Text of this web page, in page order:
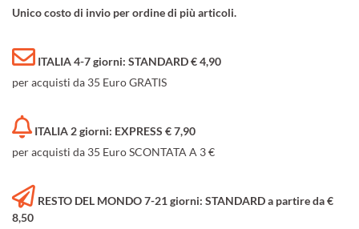
Unico costo di invio per ordine di più articoli.
ITALIA 4-7 giorni: STANDARD € 4,90
per acquisti da 35 Euro GRATIS
ITALIA 2 giorni: EXPRESS € 7,90
per acquisti da 35 Euro SCONTATA A 3 €
RESTO DEL MONDO 7-21 giorni: STANDARD a partire da €
8,50